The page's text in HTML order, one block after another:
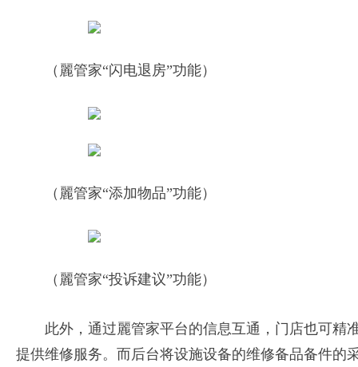
（麗管家“闪电退房”功能）
（麗管家“添加物品”功能）
（麗管家“投诉建议”功能）
此外，通过麗管家平台的信息互通，门店也可精
提供维修服务。而后台将设施设备的维修备品备件的